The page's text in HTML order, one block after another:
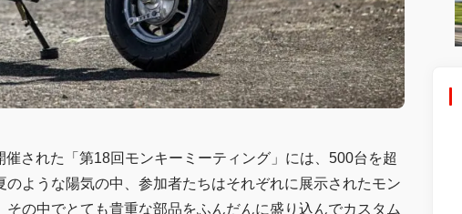
された「第18回モンキーミーティング」には、500台を超
ような陽気の中、参加者たちはそれぞれに展示されたモン
の中でとても貴重な部品をふんだんに盛り込んでカスタム